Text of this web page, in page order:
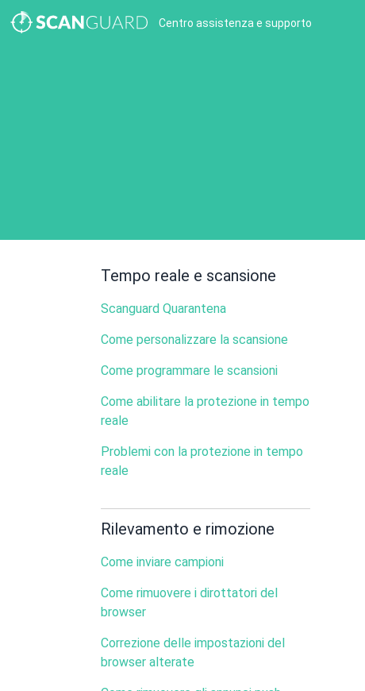
Centro assistenza e supporto
Tempo reale e scansione
Scanguard Quarantena
Come personalizzare la scansione
Come programmare le scansioni
Come abilitare la protezione in tempo
reale
Problemi con la protezione in tempo
reale
Rilevamento e rimozione
Come inviare campioni
Come rimuovere i dirottatori del
browser
Correzione delle impostazioni del
browser alterate